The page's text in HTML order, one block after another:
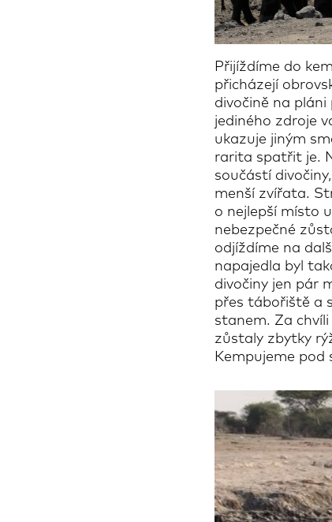
Přijíždíme do
přicházejí
divočině na
jediného zdroje
ukazuje jiným
rarita spatřit je.
součástí
menší zvířata.
o nejlepší místo
nebezpečné
odjíždíme na
napajedla byl
divočiny jen pár
přes tábořiště a
stanem. Za
zůstaly zbytky
Kempujeme pod